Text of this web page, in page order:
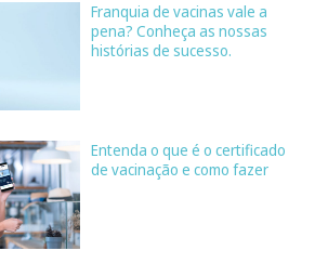
Franquia de vacinas vale a
pena? Conheça as nossas
histórias de sucesso.
Entenda o que é o certificado
de vacinação e como fazer